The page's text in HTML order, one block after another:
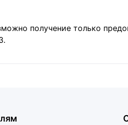
получение только